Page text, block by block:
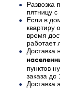
Развозка
пятницу
Если в
квартиру
время
работает
Доставка
пунктов
заказа до
Доставка